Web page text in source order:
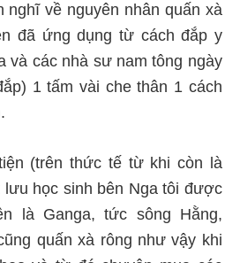
nghĩ về nguyên nhân quấn xà
đã ứng dụng từ cách đắp y
và các nhà sư nam tông ngày
1 tấm vài che thân 1 cách
(trên thức tế từ khi còn là
học sinh bên Nga tôi được
là Ganga, tức sông Hằng,
quấn xà rông như vậy khi